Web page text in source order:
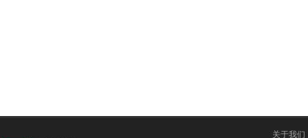
关于我们